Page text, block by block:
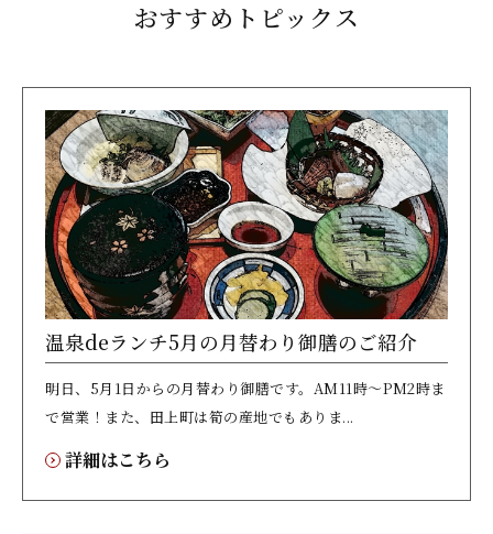
おすすめトピックス
温泉deランチ5月の月替わり御膳のご紹介
明日、5月1日からの月替わり御膳です。AM11時～PM2時ま
で営業！また、田上町は筍の産地でもありま...
詳細はこちら